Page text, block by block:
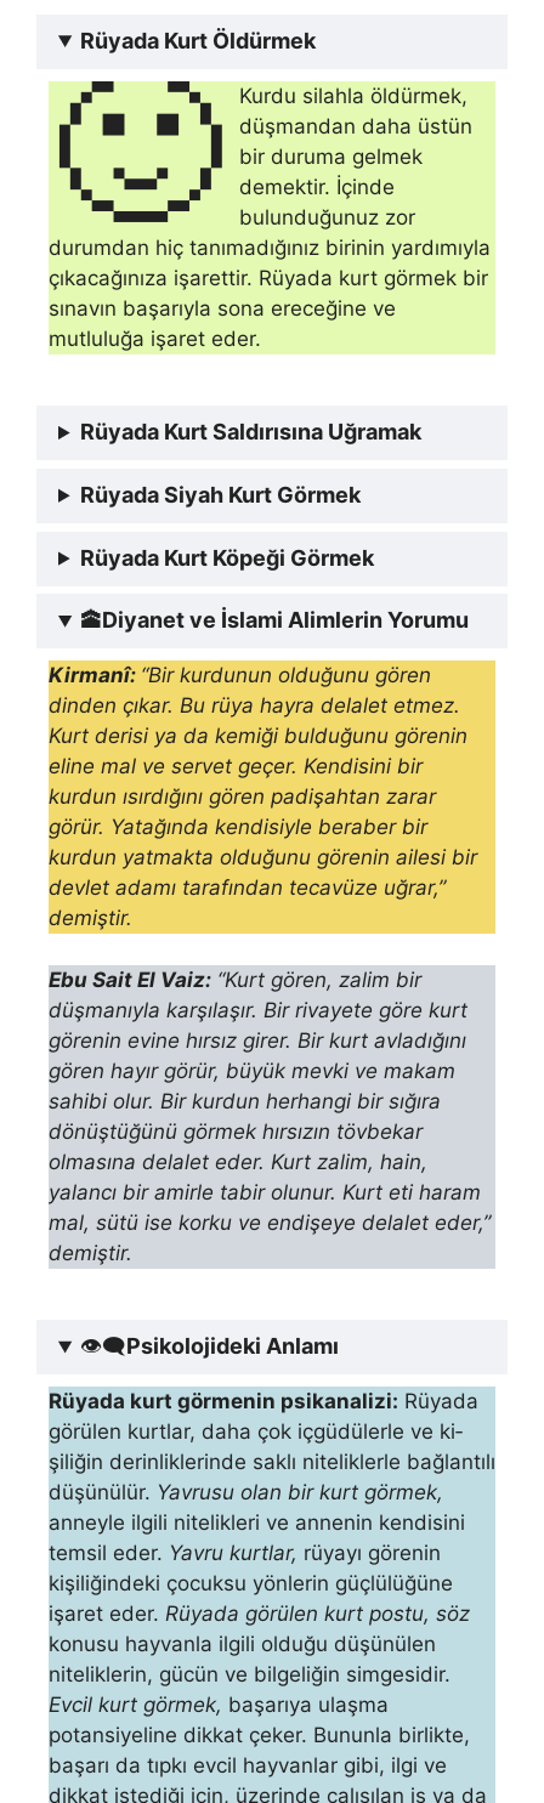
Rüyada Kurt Öldürmek
🙂
Kurdu silahla öldürmek,
düşmandan daha üstün
bir duruma gelmek
demektir. İçinde
bulunduğunuz zor
durumdan hiç tanımadığınız birinin yardımıyla
çıkacağınıza işarettir. Rüyada kurt görmek bir
sınavın başarıyla sona ereceğine ve
mutluluğa işaret eder.
Rüyada Kurt Saldırısına Uğramak
Rüyada Siyah Kurt Görmek
Rüyada Kurt Köpeği Görmek
🕋Diyanet ve İslami Alimlerin Yorumu
Kirmanî: “Bir kurdunun olduğunu gören
dinden çıkar. Bu rüya hayra delalet etmez.
Kurt derisi ya da kemiği bulduğunu görenin
eline mal ve servet ge­çer. Kendisini bir
kurdun ısırdığını gören padişahtan zarar
görür. Yatağın­da kendisiyle beraber bir
kurdun yatmakta olduğunu görenin ailesi bir
dev­let adamı tarafından tecavüze uğrar,”
demiştir.
Ebu Sait El Vaiz: “Kurt gören, zalim bir
düşmanıyla karşılaşır. Bir rivayete göre kurt
görenin evine hırsız girer. Bir kurt avladığını
gören hayır görür, büyük mevki ve makam
sahibi olur. Bir kurdun herhangi bir sı­ğıra
dönüştüğünü görmek hırsızın tövbekar
olmasına delalet eder. Kurt zalim, hain,
yalancı bir amirle tabir olunur. Kurt eti haram
mal, sütü ise korku ve endişeye delalet eder,”
demiştir.
👁‍🗨Psikolojideki Anlamı
Rüyada kurt görmenin psikanalizi: Rüyada
görülen kurtlar, daha çok içgüdülerle ve ki­
şiliğin derinliklerinde saklı niteliklerle bağlantılı
düşünülür. Yavru­su olan bir kurt görmek,
anneyle ilgili nitelikleri ve annenin ken­disini
temsil eder. Yavru kurtlar, rüyayı görenin
kişiliğindeki çocuksu yönlerin güçlülüğüne
işaret eder. Rüyada görülen kurt postu, söz
konusu hayvanla ilgili olduğu düşünülen
niteliklerin, gücün ve bilgeliğin simgesidir.
Evcil kurt görmek, başarıya ulaş­ma
potansiyeline dikkat çeker. Bununla birlikte,
başarı da tıpkı evcil hayvanlar gibi, ilgi ve
dikkat istediği için, üzerinde çalışılan iş ya da